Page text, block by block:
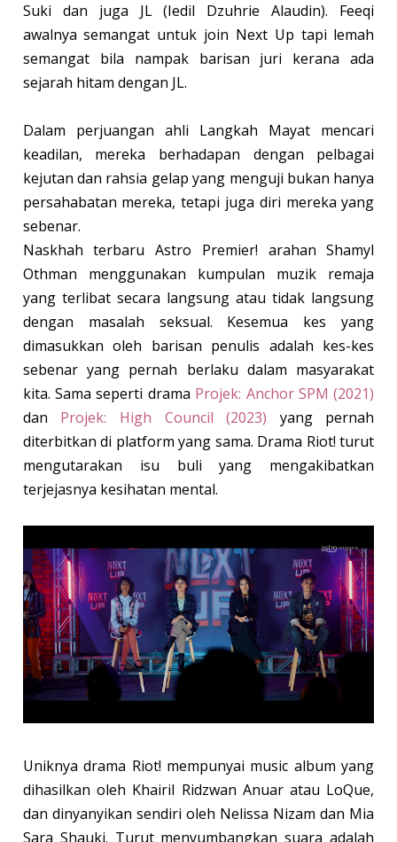
Suki dan juga JL (Iedil Dzuhrie Alaudin). Feeqi
awalnya semangat untuk join Next Up tapi lemah
semangat bila nampak barisan juri kerana ada
sejarah hitam dengan JL.
Dalam perjuangan ahli Langkah Mayat mencari
keadilan, mereka berhadapan dengan pelbagai
kejutan dan rahsia gelap yang menguji bukan hanya
persahabatan mereka, tetapi juga diri mereka yang
sebenar.
Naskhah terbaru Astro Premier! arahan Shamyl
Othman menggunakan kumpulan muzik remaja
yang terlibat secara langsung atau tidak langsung
dengan masalah seksual. Kesemua kes yang
dimasukkan oleh barisan penulis adalah kes-kes
sebenar yang pernah berlaku dalam masyarakat
kita. Sama seperti drama Projek: Anchor SPM (2021)
dan Projek: High Council (2023) yang pernah
diterbitkan di platform yang sama. Drama Riot! turut
mengutarakan isu buli yang mengakibatkan
terjejasnya kesihatan mental.
Uniknya drama Riot! mempunyai music album yang
dihasilkan oleh Khairil Ridzwan Anuar atau LoQue,
dan dinyanyikan sendiri oleh Nelissa Nizam dan Mia
Sara Shauki. Turut menyumbangkan suara adalah